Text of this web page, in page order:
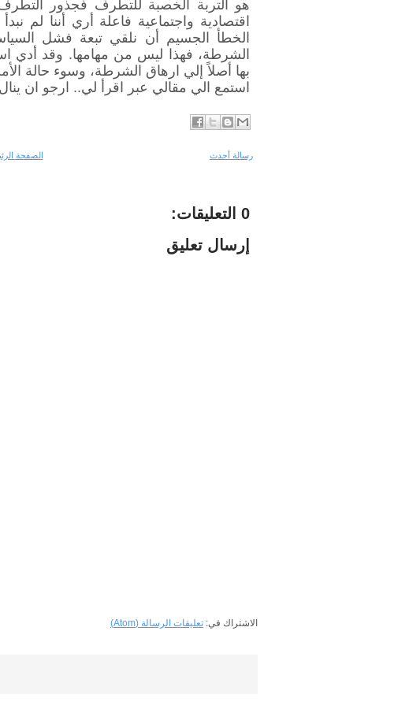
هو التربة الخصبة للتطرف فجذور
اقتصادية واجتماعية فاعلة أري أننا لم
الخطأ الجسيم أن نلقي تبعة فشل
الشرطة، فهذا ليس من مهامها. وقد أدي
بها أصلاً إلي ارهاق الشرطة، وسوء حالة
استمع الي مقالي عبر اقرأ لي.. ارجو ان
رسالة أحدث الصفحة
0 التعليقات:
إرسال تعليق
الاشتراك في: تعليقات الرسالة (Atom)